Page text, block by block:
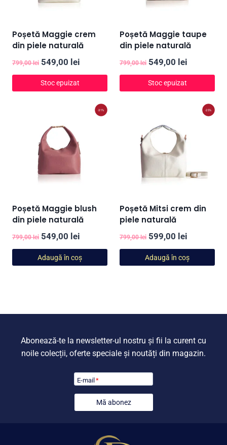
Poșetă Maggie crem
din piele naturală
799,00lei Prețul
inițial
a
549,00 lei
curent
549,00 lei.
Stoc epuizat
Poșetă Maggie taupe
din piele naturală
799,00lei Prețul
inițial
a
549,00 lei
curent
549,00
Stoc epuizat
-31%
Poșetă Maggie blush
din piele naturală
799,00lei Prețul
inițial
a
549,00 lei
curent
este:
Adaugă în coș
-25%
Poșetă Mitsi crem din
piele naturală
799,00lei Prețul
inițial
a
599,00 lei
curent
este:
Adaugă în coș
Abonează-te la newsletter-ul nostru și fii la curent cu
noile colecții, oferte speciale și noutăți din magazin.
E-mail *
Mă abonez